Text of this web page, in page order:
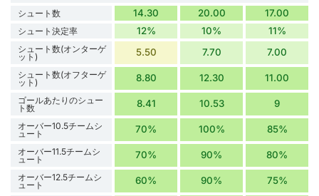
シュート数 14.30 20.00 17.00
シュート決定率 12% 10% 11%
シュート数(オンターゲ
ット) 5.50 7.70 7.00
シュート数(オフターゲ
ット) 8.80 12.30 11.00
ゴールあたりのシュー
ト数 8.41 10.53 9
オーバー10.5チームシ
ュート 70% 100% 85%
オーバー11.5チームシ
ュート 70% 90% 80%
オーバー12.5チームシ
ュート 60% 90% 75%